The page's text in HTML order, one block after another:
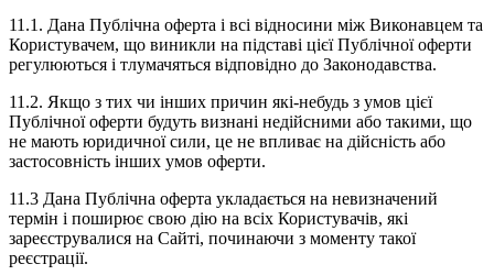
11.1. Дана Публічна оферта і всі відносини між Виконавцем та
Користувачем, що виникли на підставі цієї Публічної оферти
регулюються і тлумачяться відповідно до Законодавства.
11.2. Якщо з тих чи інших причин які-небудь з умов цієї
Публічної оферти будуть визнані недійсними або такими, що
не мають юридичної сили, це не впливає на дійсність або
застосовність інших умов оферти.
11.3 Дана Публічна оферта укладається на невизначений
термін і поширює свою дію на всіх Користувачів, які
зареєструвалися на Сайті, починаючи з моменту такої
реєстрації.